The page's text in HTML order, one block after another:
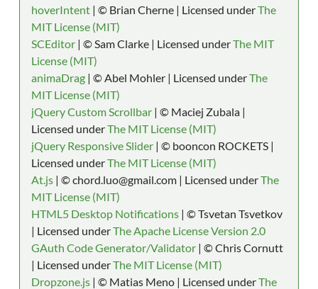
hoverIntent | © Brian Cherne | Licensed underThe
MIT License (MIT)
SCEditor | © Sam Clarke | Licensed underThe MIT
License (MIT)
animaDrag | © Abel Mohler | Licensed underThe
MIT License (MIT)
jQuery Custom Scrollbar | © Maciej Zubala |
Licensed underThe MIT License (MIT)
jQuery Responsive Slider | © booncon ROCKETS |
Licensed underThe MIT License (MIT)
At.js | © chord.luo@gmail.com | Licensed underThe
MIT License (MIT)
HTML5 Desktop Notifications | © Tsvetan Tsvetkov
| Licensed underThe Apache License Version 2.0
GAuth Code Generator/Validator | © Chris Cornutt
| Licensed underThe MIT License (MIT)
Dropzone.js | © Matias Meno | Licensed underThe